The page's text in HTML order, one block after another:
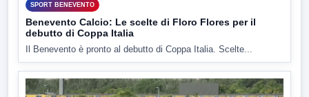
SPORT BENEVENTO
Benevento Calcio: Le scelte di Floro Flores per il
debutto di Coppa Italia
Il Benevento è pronto al debutto di Coppa Italia. Scelte...